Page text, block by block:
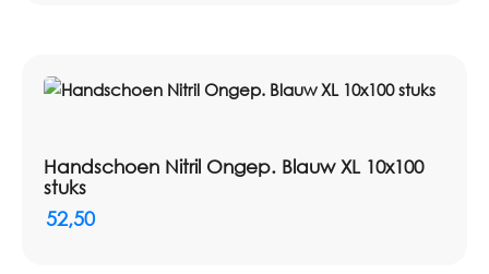
Handschoen Nitril Ongep. Blauw XL 10x100
stuks
52,50